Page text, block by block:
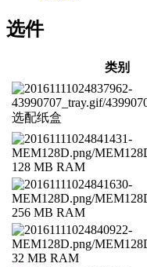
选件
类别
选配纸盒
128 MB RAM
256 MB RAM
32 MB RAM